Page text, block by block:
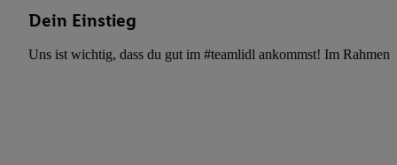
Dein Einstieg
Uns ist wichtig, dass du gut im #teamlidl ankommst! Im Rahmen